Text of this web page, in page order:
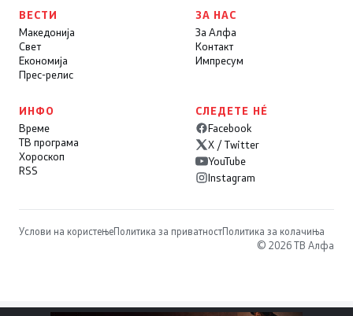
ВЕСТИ
Македонија
Свет
Економија
Прес-релис
ЗА НАС
За Алфа
Контакт
Импресум
ИНФО
Време
ТВ програма
Хороскоп
RSS
СЛЕДЕТЕ НÉ
Facebook
X / Twitter
YouTube
Instagram
Услови на користењеПолитика за приватностПолитика за колачиња
© 2026 ТВ Алфа